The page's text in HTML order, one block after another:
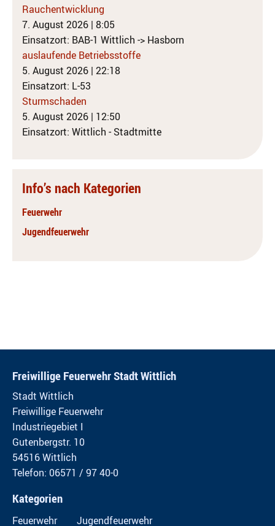
Rauchentwicklung
7. August 2026 | 8:05
Einsatzort: BAB-1 Wittlich -> Hasborn
auslaufende Betriebsstoffe
5. August 2026 | 22:18
Einsatzort: L-53
Sturmschaden
5. August 2026 | 12:50
Einsatzort: Wittlich - Stadtmitte
Info’s nach Kategorien
Feuerwehr
Jugendfeuerwehr
Freiwillige Feuerwehr Stadt Wittlich
Stadt Wittlich
Freiwillige Feuerwehr
Industriegebiet I
Gutenbergstr. 10
54516 Wittlich
Telefon: 06571 / 97 40-0
Kategorien
Feuerwehr Jugendfeuerwehr